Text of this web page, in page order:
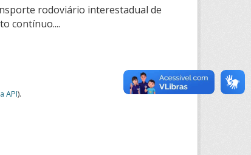
rodoviário interestadual de
contínuo....
API).